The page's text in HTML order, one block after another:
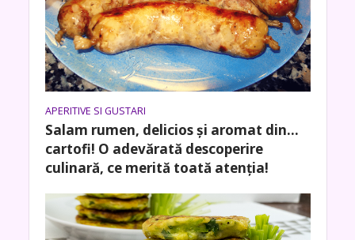
APERITIVE SI GUSTARI
Salam rumen, delicios și aromat din…
cartofi! O adevărată descoperire
culinară, ce merită toată atenția!